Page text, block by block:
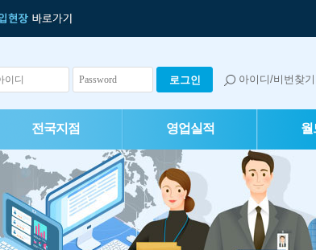
아이디/비번찾기
전국지점 영업실적 월